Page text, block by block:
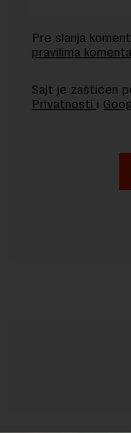
Pre slanja
pravilima
Sajt je zaštićen
Privatnosti i